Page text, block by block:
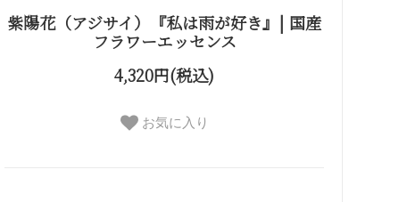
紫陽花（アジサイ）『私は雨が好き』| 国産
フラワーエッセンス
4,320円(税込)
お気に入り